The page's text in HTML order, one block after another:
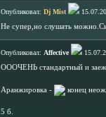
Опубликовал: Dj Mist
Не супер,но слушать
Опубликовал: Affective
ОООЧЕНЬ стандартный и
Аранжировка - конец
5 б.